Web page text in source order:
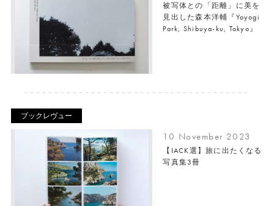
被写体との「距離」に美を
見出した森本洋輔『Yoyogi
Park, Shibuya-ku, Tokyo』
ブックレヴュー
10 November 2023
【IACK選】旅に出たくなる
写真集3冊